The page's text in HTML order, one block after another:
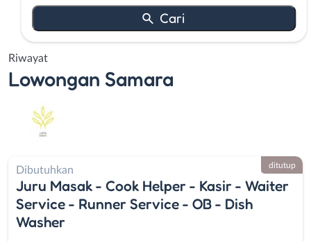
Riwayat
Lowongan Samara
Dibutuhkan
Juru Masak - Cook Helper - Kasir - Waiter
Service - Runner Service - OB - Dish
Washer
ditutup